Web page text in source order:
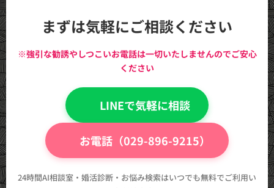
まずは気軽にご相談ください
※強引な勧誘やしつこいお電話は一切いたしませんのでご安心
ください
💬 LINEで気軽に相談
📞 お電話（029-896-9215）
24時間AI相談室・婚活診断・お悩み検索はいつでも無料でご利用い